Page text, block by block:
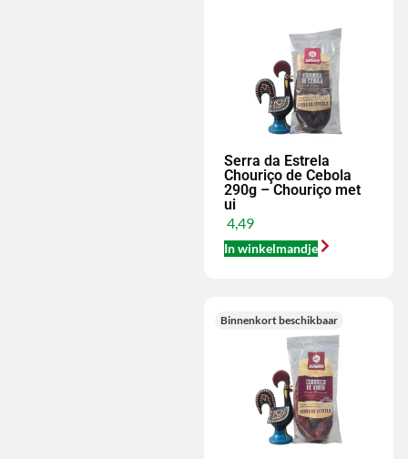
Serra da Estrela
Chouriço de Cebola
290g – Chouriço met
ui
4,49
In winkelmandje
Binnenkort beschikbaar